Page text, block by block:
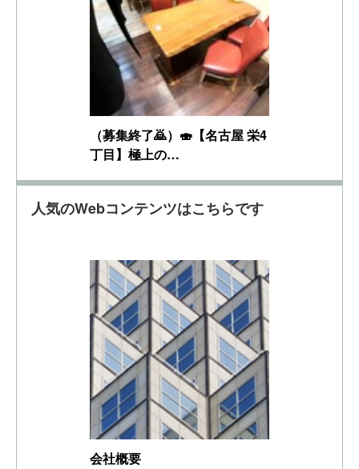
（募集終了🙇）🍣【名古屋 栄4
丁目】極上の…
人気のWebコンテンツはこちらです
会社概要